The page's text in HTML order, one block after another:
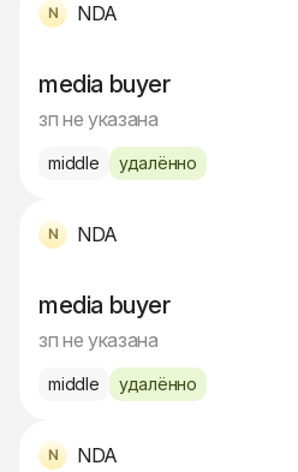
NDA
media buyer
зп не указана
middle удалённо
NDA
media buyer
зп не указана
middle удалённо
NDA